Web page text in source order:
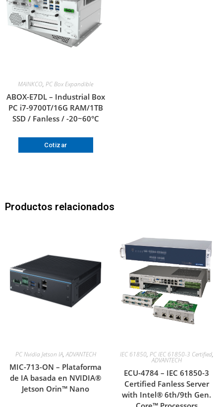
MAINKCO, PC Box Expandible
ABOX-E7DL – Industrial Box
PC i7-9700T/16G RAM/1TB
SSD / Fanless / -20~60°C
Cotizar
Productos relacionados
PC Nvidia Jetson IA,ADVANTECH
MIC-713-ON – Plataforma
de IA basada en NVIDIA®
Jetson Orin™ Nano
IEC 61850, PC IEC 61850-3 Certified,
ADVANTECH
ECU-4784 – IEC 61850-3
Certified Fanless Server
with Intel® 6th/9th Gen.